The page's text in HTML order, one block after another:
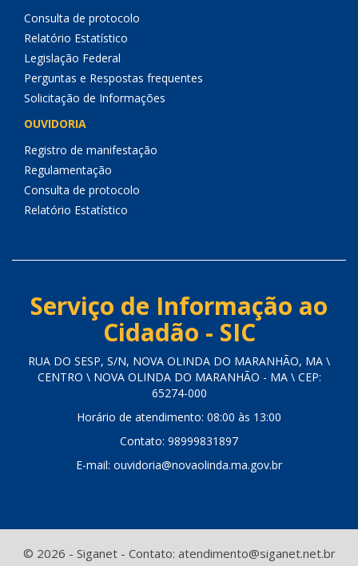
Consulta de protocolo
Relatório Estatístico
Legislação Federal
Perguntas e Respostas frequentes
Solicitação de Informações
OUVIDORIA
Registro de manifestação
Regulamentação
Consulta de protocolo
Relatório Estatístico
Serviço de Informação ao
Cidadão - SIC
RUA DO SESP, S/N, NOVA OLINDA DO MARANHÃO, MA \
CENTRO \ NOVA OLINDA DO MARANHÃO - MA \ CEP:
65274-000
Horário de atendimento: 08:00 às 13:00
Contato: 98999831897
E-mail: ouvidoria@novaolinda.ma.gov.br
© 2026 - Siganet - Contato: atendimento@siganet.net.br